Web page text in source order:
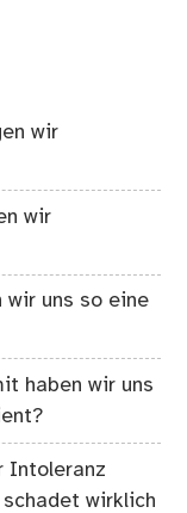
wir
wir
wir uns so eine
haben wir uns
Intoleranz
wirklich